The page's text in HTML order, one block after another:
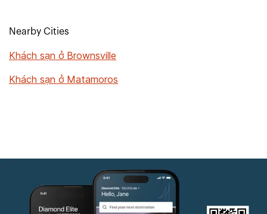
Nearby Cities
Khách sạn ở Brownsville
Khách sạn ở Matamoros